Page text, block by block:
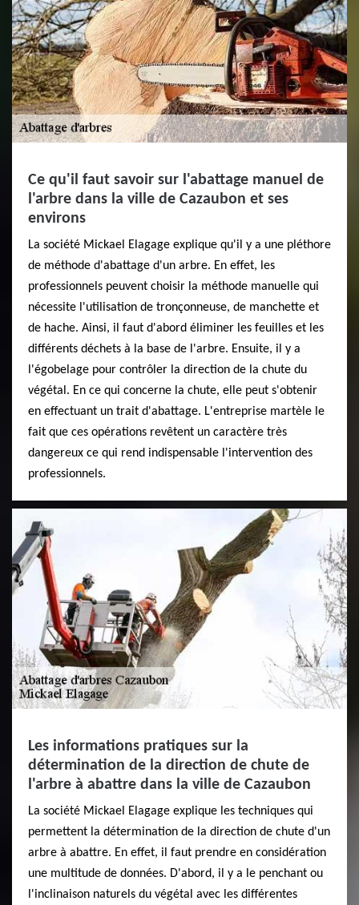
Ce qu'il faut savoir sur l'abattage manuel de
l'arbre dans la ville de Cazaubon et ses
environs
La société Mickael Elagage explique qu'il y a une pléthore
de méthode d'abattage d'un arbre. En effet, les
professionnels peuvent choisir la méthode manuelle qui
nécessite l'utilisation de tronçonneuse, de manchette et
de hache. Ainsi, il faut d'abord éliminer les feuilles et les
différents déchets à la base de l'arbre. Ensuite, il y a
l'égobelage pour contrôler la direction de la chute du
végétal. En ce qui concerne la chute, elle peut s'obtenir
en effectuant un trait d'abattage. L'entreprise martèle le
fait que ces opérations revêtent un caractère très
dangereux ce qui rend indispensable l'intervention des
professionnels.
Les informations pratiques sur la
détermination de la direction de chute de
l'arbre à abattre dans la ville de Cazaubon
La société Mickael Elagage explique les techniques qui
permettent la détermination de la direction de chute d'un
arbre à abattre. En effet, il faut prendre en considération
une multitude de données. D'abord, il y a le penchant ou
l'inclinaison naturels du végétal avec les différentes